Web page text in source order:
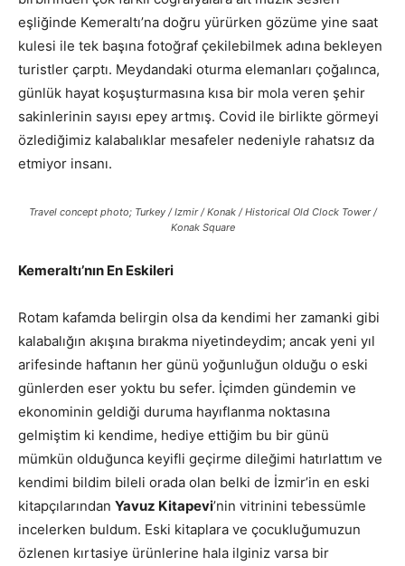
eşliğinde Kemeraltı’na doğru yürürken gözüme yine saat
kulesi ile tek başına fotoğraf çekilebilmek adına bekleyen
turistler çarptı. Meydandaki oturma elemanları çoğalınca,
günlük hayat koşuşturmasına kısa bir mola veren şehir
sakinlerinin sayısı epey artmış. Covid ile birlikte görmeyi
özlediğimiz kalabalıklar mesafeler nedeniyle rahatsız da
etmiyor insanı.
Travel concept photo; Turkey / Izmir / Konak / Historical Old Clock Tower /
Konak Square
Kemeraltı’nın En Eskileri
Rotam kafamda belirgin olsa da kendimi her zamanki gibi
kalabalığın akışına bırakma niyetindeydim; ancak yeni yıl
arifesinde haftanın her günü yoğunluğun olduğu o eski
günlerden eser yoktu bu sefer. İçimden gündemin ve
ekonominin geldiği duruma hayıflanma noktasına
gelmiştim ki kendime, hediye ettiğim bu bir günü
mümkün olduğunca keyifli geçirme dileğimi hatırlattım ve
kendimi bildim bileli orada olan belki de İzmir’in en eski
kitapçılarından Yavuz Kitapevi’nin vitrinini tebessümle
incelerken buldum. Eski kitaplara ve çocukluğumuzun
özlenen kırtasiye ürünlerine hala ilginiz varsa bir